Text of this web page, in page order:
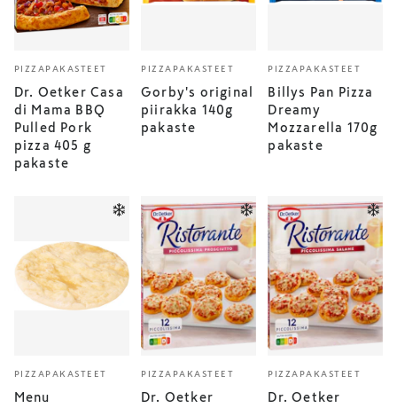
PIZZAPAKASTEET
Dr. Oetker Casa
di Mama BBQ
Pulled Pork
pizza 405 g
pakaste
PIZZAPAKASTEET
Gorby's original
piirakka 140g
pakaste
PIZZAPAKASTEET
Billys Pan Pizza
Dreamy
Mozzarella 170g
pakaste
PIZZAPAKASTEET
Menu
PIZZAPAKASTEET
Dr. Oetker
PIZZAPAKASTEET
Dr. Oetker